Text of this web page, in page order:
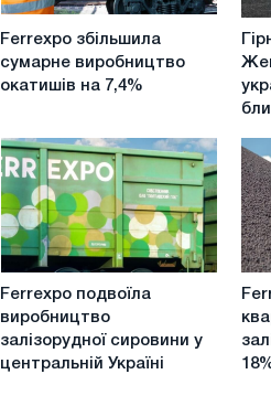
Ferrexpo
збільшила
сумарне
на
7,4%
Ferrexpo збільшила
сумарне виробництво
окатишів на 7,4%
6
грн
Ferrexpo
подвоїла
виробництво
залізорудної
сировини
Ferrexpo подвоїла
виробництво
залізорудної сировини у
центральній Україні